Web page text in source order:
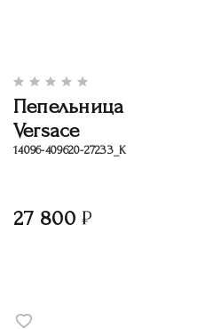
Пепельница
Versace
14096-409620-27233_K
27 800